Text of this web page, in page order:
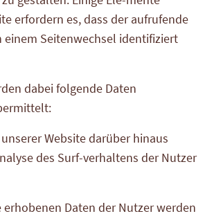
erfordern es, dass der aufrufende
einem Seitenwechsel identifiziert
dabei folgende Daten
Website darüber hinaus
des Surf-verhaltens der Nutzer
erhobenen Daten der Nutzer werden